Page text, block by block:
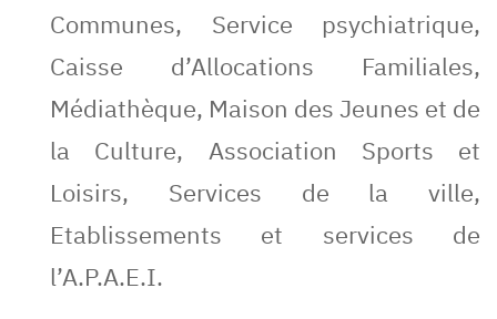
Communes, Service psychiatrique,
Caisse d’Allocations Familiales,
Médiathèque, Maison des Jeunes et de
la Culture, Association Sports et
Loisirs, Services de la ville,
Etablissements et services de
l’A.P.A.E.I.